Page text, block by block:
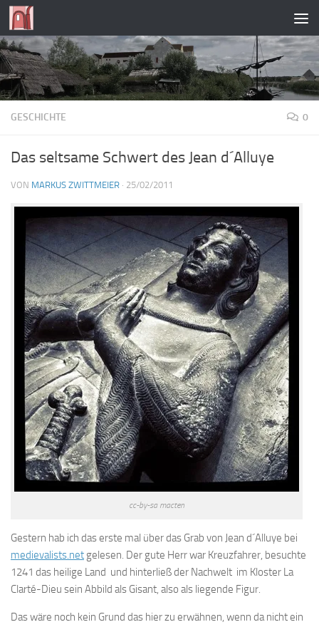
Zum Inhalt springen
GESCHICHTE 0
Das seltsame Schwert des Jean d´Alluye
VON MARKUS ZWITTMEIER · 25/02/2011
cc-by-sa macten
Gestern hab ich das erste mal über das Grab von Jean d´Alluye bei
medievalists.net gelesen. Der gute Herr war Kreuzfahrer, besuchte
1241 das heilige Land und hinterließ der Nachwelt im Kloster La
Clarté-Dieu sein Abbild als Gisant, also als liegende Figur.
Das wäre noch kein Grund das hier zu erwähnen, wenn da nicht ein